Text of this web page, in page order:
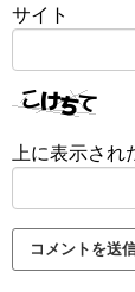
サイト
上に表示され